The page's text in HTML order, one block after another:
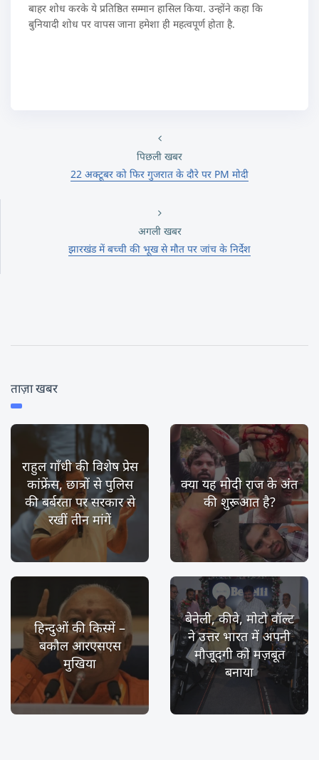
बाहर शोध करके ये प्रतिष्ठित सम्मान हासिल किया. उन्होंने कहा कि
बुनियादी शोध पर वापस जाना हमेशा ही महत्वपूर्ण होता है.
पिछली खबर
22 अक्टूबर को फिर गुजरात के दौरे पर PM मोदी
अगली खबर
झारखंड में बच्ची की भूख से मौत पर जांच के निर्देश
ताज़ा खबर
राहुल गाँधी की विशेष प्रेस
कांफ्रेंस, छात्रों से पुलिस
की बर्बरता पर सरकार से
रखीं तीन मांगें
क्या यह मोदी राज के अंत
की शुरूआत है?
हिन्दुओं की किस्में –
बकौल आरएसएस
मुखिया
बेनेली, कीवे, मोटो वॉल्ट
ने उत्तर भारत में अपनी
मौजूदगी को मज़बूत
बनाया